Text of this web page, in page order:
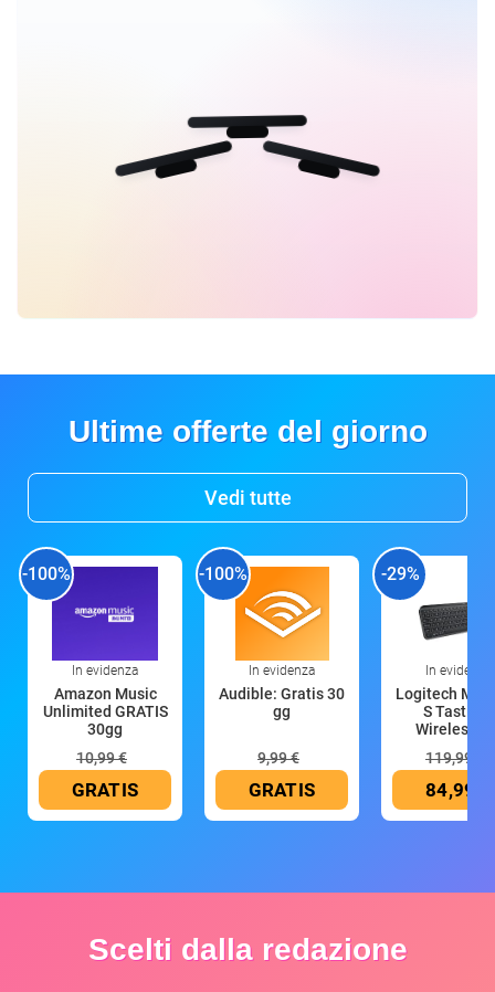
Ultime offerte del giorno
Vedi tutte
-100%
In evidenza
Amazon Music
Unlimited GRATIS
30gg
10,99 €
GRATIS
-100%
In evidenza
Audible: Gratis 30
gg
9,99 €
GRATIS
-29%
In evidenza
Logitech MX
S Tastiera
Wireless
119,99 €
84,99 €
Scelti dalla redazione